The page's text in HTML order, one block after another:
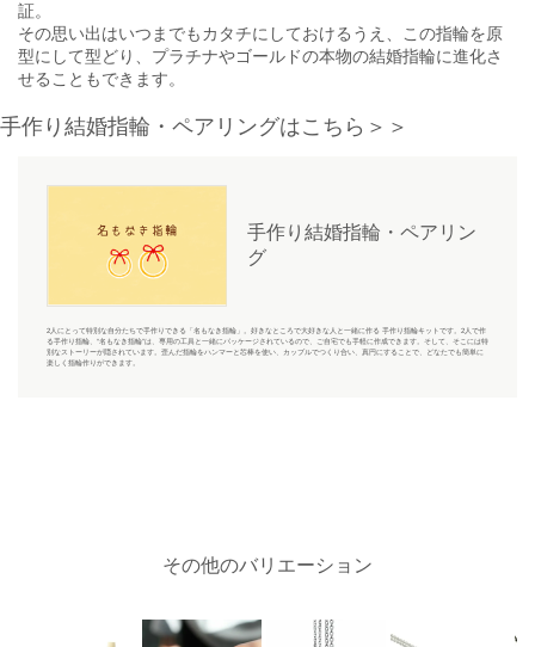
証。
その思い出はいつまでもカタチにしておけるうえ、この指輪を原
型にして型どり、プラチナやゴールドの本物の結婚指輪に進化さ
せることもできます。
手作り結婚指輪・ペアリングはこちら＞＞
手作り結婚指輪・ペアリン
グ
2人にとって特別な自分たちで手作りできる「名もなき指輪」。好きなところで大好きな人と一緒に作る 手作り指輪キットです。2人で作
る手作り指輪、“名もなき指輪”は、専用の工具と一緒にパッケージされているので、ご自宅でも手軽に作成できます。そして、そこには特
別なストーリーが隠されています。歪んだ指輪をハンマーと芯棒を使い、カップルでつくり合い、真円にすることで、どなたでも簡単に
楽しく指輪作りができます。
その他のバリエーション